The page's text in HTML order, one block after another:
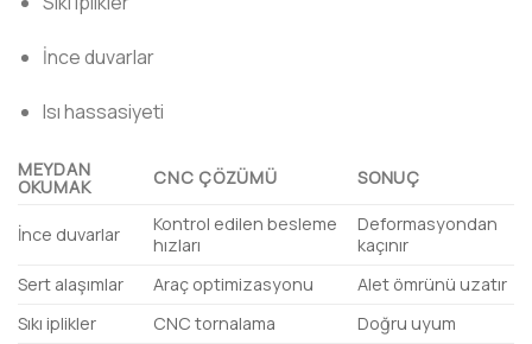
İnce duvarlar
Isı hassasiyeti
MEYDAN
OKUMAK CNC ÇÖZÜMÜ SONUÇ
İnce duvarlar
Kontrol edilen besleme
hızları
Deformasyondan
kaçınır
Sert alaşımlar
Araç optimizasyonu
Alet ömrünü uzatır
Sıkı iplikler
CNC tornalama Doğru uyum